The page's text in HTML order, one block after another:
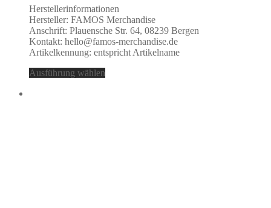
Herstellerinformationen
Hersteller: FAMOS Merchandise
Anschrift: Plauensche Str. 64, 08239 Bergen
Kontakt: hello@famos-merchandise.de
Artikelkennung: entspricht Artikelname
Ausführung wählen